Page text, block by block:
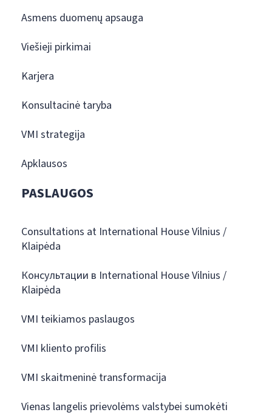
Asmens duomenų apsauga
Viešieji pirkimai
Karjera
Konsultacinė taryba
VMI strategija
Apklausos
PASLAUGOS
Consultations at International House Vilnius /
Klaipėda
Консультации в International House Vilnius /
Klaipėda
VMI teikiamos paslaugos
VMI kliento profilis
VMI skaitmeninė transformacija
Vienas langelis prievolėms valstybei sumokėti